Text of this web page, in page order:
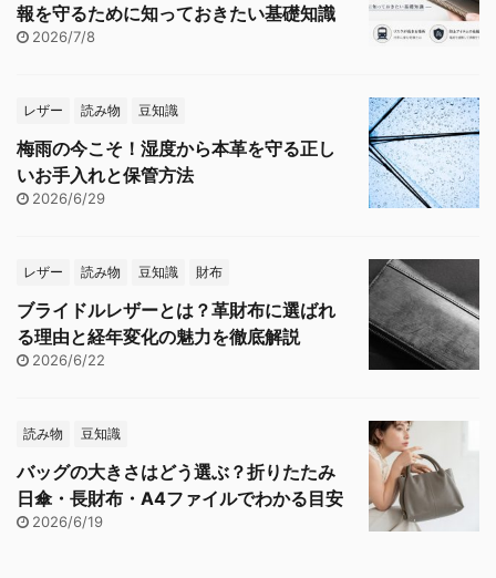
報を守るために知っておきたい基礎知識
2026/7/8
レザー 読み物 豆知識
梅雨の今こそ！湿度から本革を守る正し
いお手入れと保管方法
2026/6/29
レザー 読み物 豆知識 財布
ブライドルレザーとは？革財布に選ばれ
る理由と経年変化の魅力を徹底解説
2026/6/22
読み物 豆知識
バッグの大きさはどう選ぶ？折りたたみ
日傘・長財布・A4ファイルでわかる目安
2026/6/19